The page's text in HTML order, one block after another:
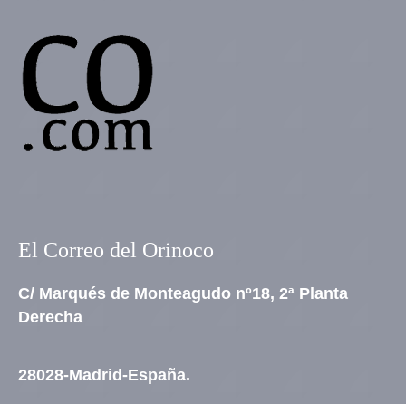
El Correo del Orinoco
C/ Marqués de Monteagudo nº18, 2ª Planta
Derecha
28028-Madrid-España.